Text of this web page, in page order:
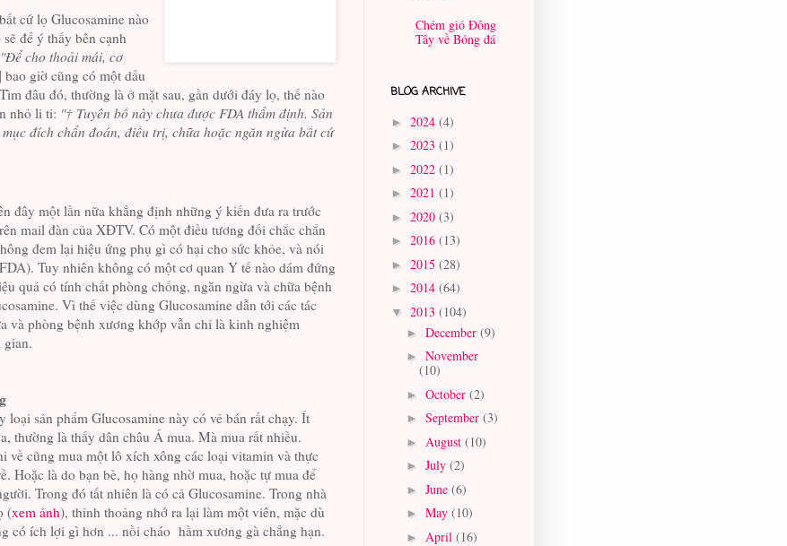
cứ lọ Glucosamine nào
sẽ để ý thấy bên cạnh
"Để cho thoải mái, cơ
bao giờ cũng có một dấu
đâu đó, thường là ở mặt sau, gần dưới đáy lọ, thế nào
nhỏ li ti: "† Tuyên bố này chưa được FDA thẩm định. Sản
đích chẩn đoán, điều trị, chữa hoặc ngăn ngừa bất cứ
đây một lần nữa khẳng định những ý kiến đưa ra trước
mail đàn của XĐTV. Có một điều tương đối chắc chắn
đem lại hiệu ứng phụ gì có hại cho sức khỏe, và nói
Tuy nhiên không có một cơ quan Y tế nào dám đứng
quả có tính chất phòng chống, ngăn ngừa và chữa bệnh
Vì thế việc dùng Glucosamine dẫn tới các tác
và phòng bệnh xương khớp vẫn chỉ là kinh nghiệm
gian.
sản phẩm Glucosamine này có vẻ bán rất chạy. Ít
thường là thấy dân châu Á mua. Mà mua rất nhiều.
về cũng mua một lô xích xông các loại vitamin và thực
Hoặc là do bạn bè, họ hàng nhờ mua, hoặc tự mua để
Trong đó tất nhiên là có cả Glucosamine. Trong nhà
(xem ảnh), thỉnh thoảng nhớ ra lại làm một viên, mặc dù
có ích lợi gì hơn ... nồi cháo hầm xương gà chẳng hạn.
Chém gió Đông
Tây về Bóng đá
BLOG ARCHIVE
► 2024 (4)
► 2023 (1)
► 2022 (1)
► 2021 (1)
► 2020 (3)
► 2016 (13)
► 2015 (28)
► 2014 (64)
▼ 2013 (104)
► December (9)
► November
(10)
► October (2)
► September (3)
► August (10)
► July (2)
► June (6)
► May (10)
► April (16)